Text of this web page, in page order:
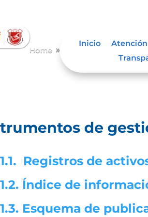
Inicio
Home 9 Instrumentos de
de
Registros de
Índice de
Esquema de